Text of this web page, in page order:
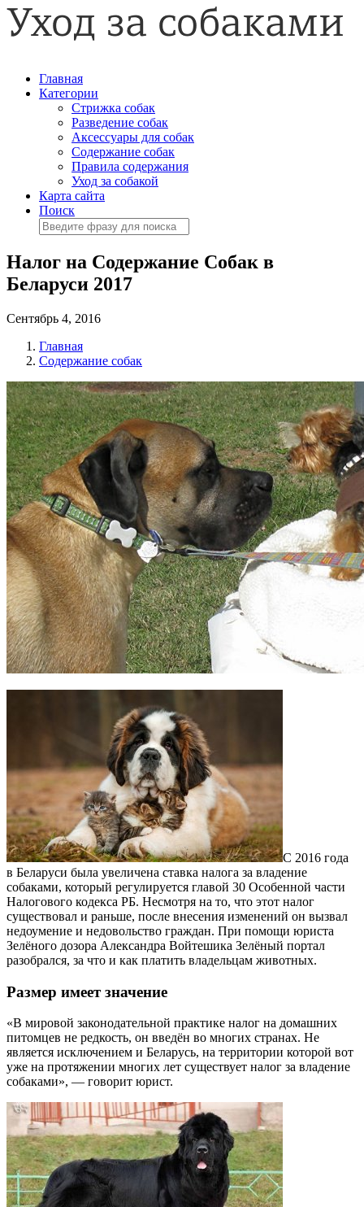
Главная
Категории
Стрижка собак
Разведение собак
Аксессуары для собак
Содержание собак
Правила содержания
Уход за собакой
Карта сайта
Поиск
Налог на Содержание Собак в
Беларуси 2017
Сентябрь 4, 2016
Главная
Содержание собак
С 2016 года
в Беларуси была увеличена ставка налога за владение
собаками, который регулируется главой 30 Особенной части
Налогового кодекса РБ. Несмотря на то, что этот налог
существовал и раньше, после внесения изменений он вызвал
недоумение и недовольство граждан. При помощи юриста
Зелёного дозора Александра Войтешика Зелёный портал
разобрался, за что и как платить владельцам животных.
Размер имеет значение
«В мировой законодательной практике налог на домашних
питомцев не редкость, он введён во многих странах. Не
является исключением и Беларусь, на территории которой вот
уже на протяжении многих лет существует налог за владение
собаками», — говорит юрист.